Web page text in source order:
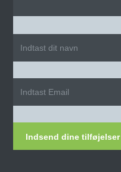
Indsend dine tilføjelser